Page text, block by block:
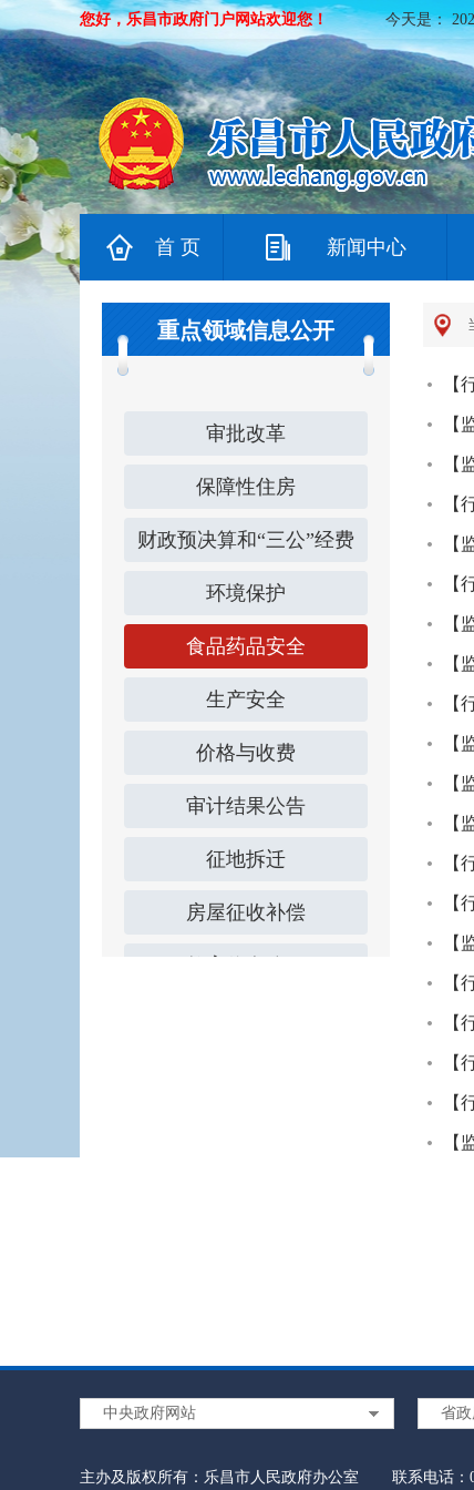
您好，乐昌市政府门户网站欢迎您！ 今天是：
首 页 新闻中心
重点领域信息公开
审批改革
保障性住房
财政预决算和“三公”经费
环境保护
食品药品安全
生产安全
价格与收费
审计结果公告
征地拆迁
房屋征收补偿
【
【
【
【
【
【
【
【
【
【
【
【
【
【
【
【
【
【
【
【
中央政府网站 省
主办及版权所有：乐昌市人民政府办公室 联系电话：